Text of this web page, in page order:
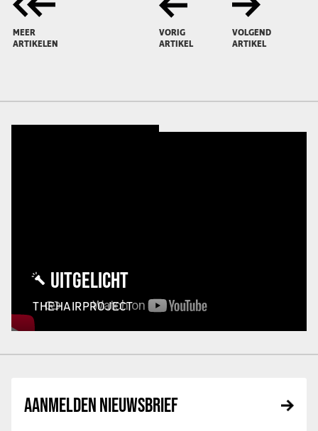
MEER
ARTIKELEN
VORIG
ARTIKEL
VOLGEND
ARTIKEL
UITGELICHT
THEHAIRPROJECT
AANMELDEN NIEUWSBRIEF